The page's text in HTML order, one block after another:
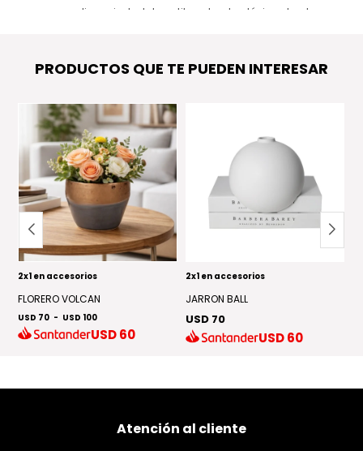
en una amplia variedad de estilos, desde clásicos hasta
PRODUCTOS QUE TE PUEDEN INTERESAR
2x1 en accesorios
FLORERO VOLCAN
USD 70 - USD 100
USD60
2x1 en accesorios
JARRON BALL
USD 70
USD60
Atención al cliente